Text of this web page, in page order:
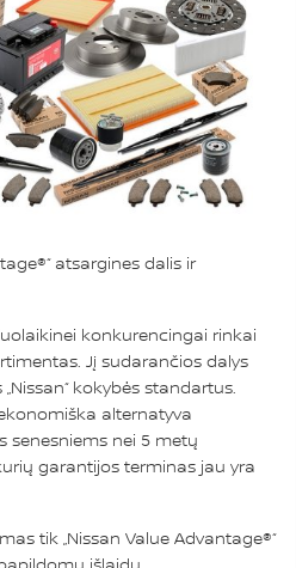
atsargines dalis ir
konkurencingai rinkai
Jį sudarančios dalys
kokybės standartus.
alternatyva
senesniems nei 5 metų
garantijos terminas jau yra
tik „Nissan Value Advantage®“